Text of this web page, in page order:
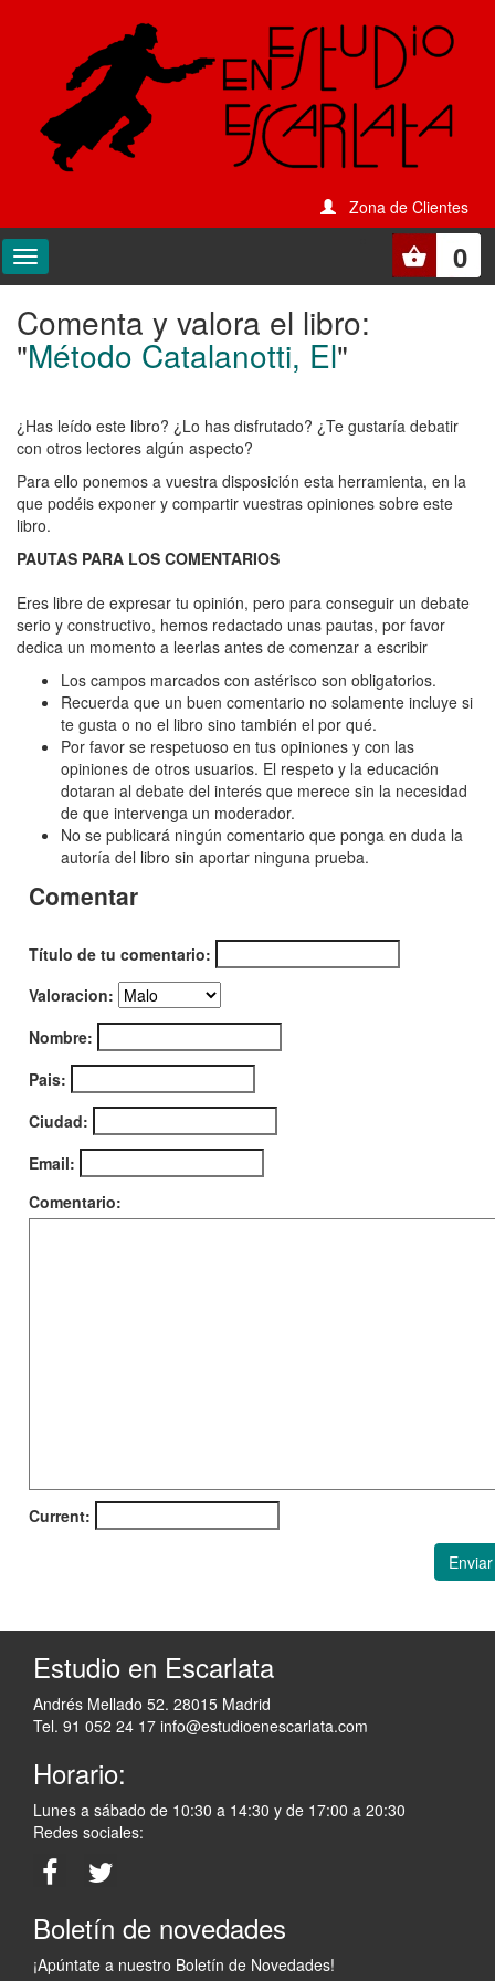
Zona de Clientes
0
Comenta
y
valora
el
libro:
Método
Catalanotti,
El
Comenta y valora el libro:
"Método Catalanotti, El"
¿Has leído este libro? ¿Lo has disfrutado? ¿Te gustaría debatir
con otros lectores algún aspecto?
Para ello ponemos a vuestra disposición esta herramienta, en la
que podéis exponer y compartir vuestras opiniones sobre este
libro.
PAUTAS PARA LOS COMENTARIOS
Eres libre de expresar tu opinión, pero para conseguir un debate
serio y constructivo, hemos redactado unas pautas, por favor
dedica un momento a leerlas antes de comenzar a escribir
Los campos marcados con astérisco son obligatorios.
Recuerda que un buen comentario no solamente incluye si
te gusta o no el libro sino también el por qué.
Por favor se respetuoso en tus opiniones y con las
opiniones de otros usuarios. El respeto y la educación
dotaran al debate del interés que merece sin la necesidad
de que intervenga un moderador.
No se publicará ningún comentario que ponga en duda la
autoría del libro sin aportar ninguna prueba.
Comentar
Título de tu comentario:
Valoracion:
Nombre:
Pais:
Ciudad:
Email:
Comentario:
Current:
Enviar
Estudio en Escarlata
Andrés Mellado 52. 28015 Madrid
Tel. 91 052 24 17 info@estudioenescarlata.com
Horario:
Lunes a sábado de 10:30 a 14:30 y de 17:00 a 20:30
Redes sociales:
Boletín de novedades
¡Apúntate a nuestro Boletín de Novedades!